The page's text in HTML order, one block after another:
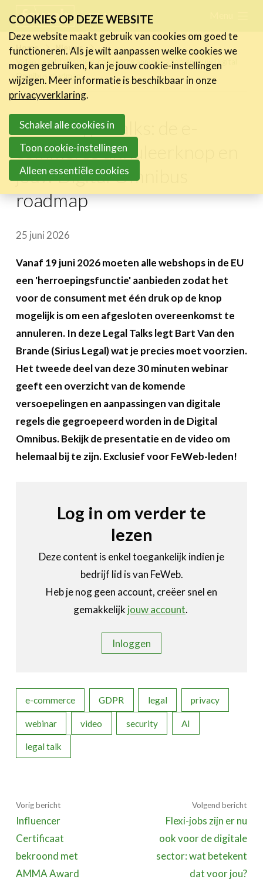
links
Jump
to
navigation
to
main
content
FR NL
Home
Nieuws
Video Legal Talks: de e-commerce annuleerknop en jouw Digital
Omnibus roadmap
Video Legal Talks: de e-
commerce annuleerknop en
jouw Digital Omnibus
roadmap
25 juni 2026
Vanaf 19 juni 2026 moeten alle webshops in de EU
een 'herroepingsfunctie' aanbieden zodat het
voor de consument met één druk op de knop
mogelijk is om een afgesloten overeenkomst te
annuleren. In deze Legal Talks legt Bart Van den
Brande (Sirius Legal) wat je precies moet voorzien.
Het tweede deel van deze 30 minuten webinar
geeft een overzicht van de komende
versoepelingen en aanpassingen van digitale
regels die gegroepeerd worden in de Digital
Omnibus. Bekijk de presentatie en de video om
helemaal bij te zijn. Exclusief voor FeWeb-leden!
Log in om verder te
lezen
Deze content is enkel toegankelijk indien je
bedrijf lid is van FeWeb.
Heb je nog geen account, creëer snel en
gemakkelijk jouw account.
Inloggen
e-commerce GDPR legal privacy
webinar video security AI
legal talk
Vorig bericht
Influencer
Certificaat
bekroond met
AMMA Award
Volgend bericht
Flexi-jobs zijn er nu
ook voor de digitale
sector: wat betekent
dat voor jou?
Nieuws
Nieuwsberichten
FeWeb Videos
Jobs in de sector
Activiteiten
Cases
Over FeWeb
AccountZoeken
COOKIES OP DEZE WEBSITE
Deze website maakt gebruik van cookies om goed te
functioneren. Als je wilt aanpassen welke cookies we
mogen gebruiken, kan je jouw cookie-instellingen
wijzigen. Meer informatie is beschikbaar in onze
privacyverklaring.
Schakel alle cookies in
Toon cookie-instellingen
Alleen essentiële cookies